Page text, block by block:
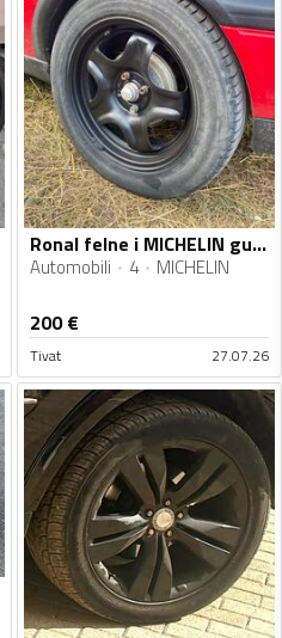
Ronal felne i MICHELIN gume
Automobili 4 MICHELIN
200€
Tivat 27.07.26